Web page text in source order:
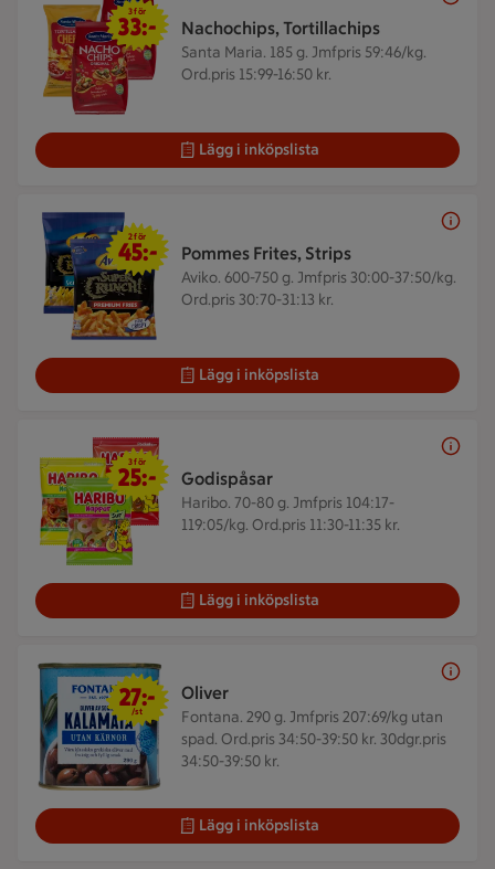
Nachochips, Tortillachips
Santa Maria. 185 g. Jmfpris 59:46/kg.
Ord.pris 15:99-16:50 kr.
3 för
33:-
Lägg i inköpslista
Pommes Frites, Strips
Aviko. 600-750 g. Jmfpris 30:00-37:50/kg.
Ord.pris 30:70-31:13 kr.
2 för 45 kr
2 för
45:-
Lägg i inköpslista
Godispåsar
Haribo. 70-80 g. Jmfpris 104:17-
119:05/kg. Ord.pris 11:30-11:35 kr.
3 för 25 kr
3 för
25:-
Lägg i inköpslista
Oliver
Fontana. 290 g. Jmfpris 207:69/kg utan
spad. Ord.pris 34:50-39:50 kr. 30dgr.pris
34:50-39:50 kr.
27 kr/st
27:-
/st
Lägg i inköpslista